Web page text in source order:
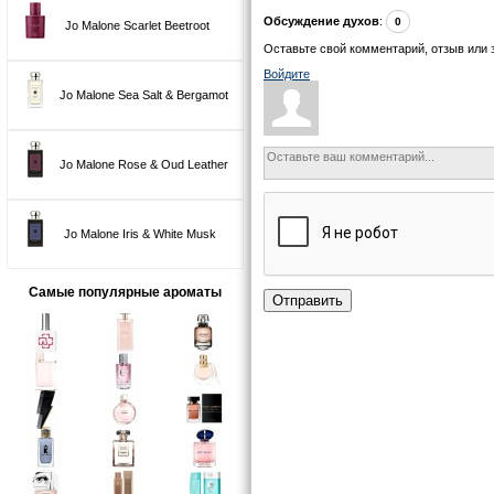
Jo Malone Scarlet Beetroot
Jo Malone Sea Salt & Bergamot
Jo Malone Rose & Oud Leather
Jo Malone Iris & White Musk
Самые популярные ароматы
Обсуждение духов: 0
Оставьте свой комментарий, отзыв или
Войдите
Отправить